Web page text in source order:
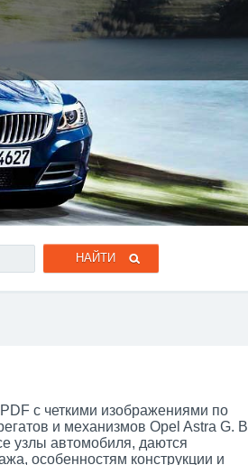
с четкими изображениями по
и механизмов Opel Astra G. В
узлы автомобиля, даются
особенностям конструкции и